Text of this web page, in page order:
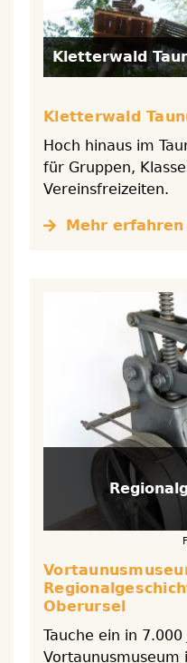
Kletterwald
Kletterwald
Hoch hinaus im
für Gruppen,
Vereinsfreizeiten.
Mehr erfahren
Oberursel
Tauche ein in
Vortaunusmuseum